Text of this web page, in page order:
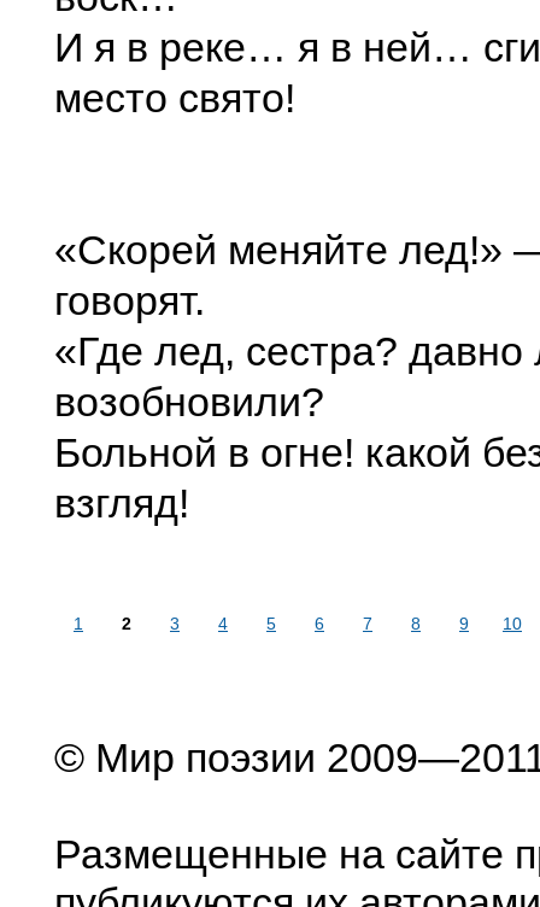
И я в реке… я в ней…
место свято!
«Скорей меняйте лед!»
говорят.
«Где лед, сестра? давно
возобновили?
Больной в огне! какой
взгляд!
1 2 3 4 5 6 7 8 9 10
© Мир поэзии
Размещенные на сайте